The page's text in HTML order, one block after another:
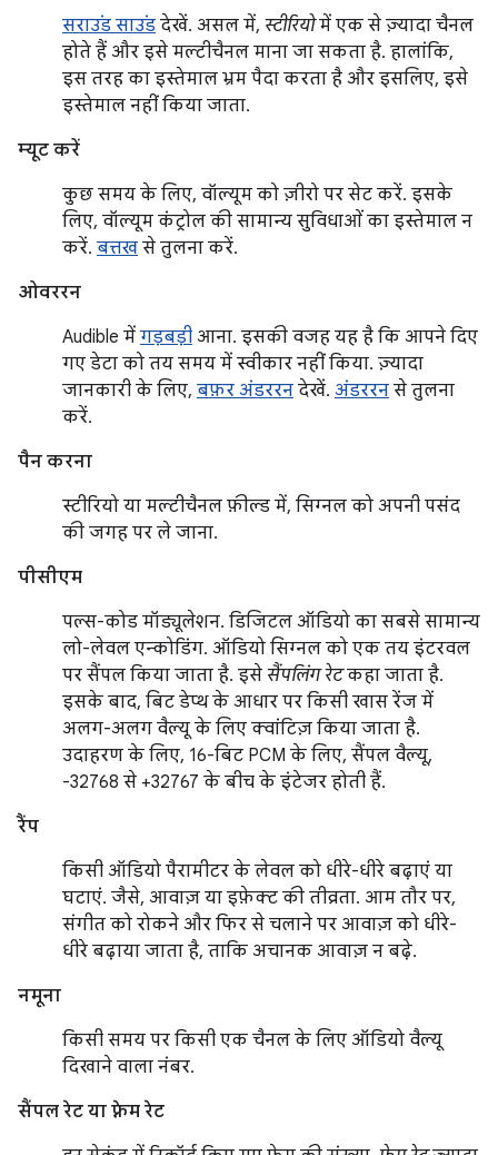
सराउंड साउंड देखें. असल में, स्टीरियोमें एक से ज़्यादा चैनल
होते हैं और इसे मल्टीचैनल माना जा सकता है. हालांकि,
इस तरह का इस्तेमाल भ्रम पैदा करता है और इसलिए, इसे
इस्तेमाल नहीं किया जाता.
म्यूट करें
कुछ समय के लिए, वॉल्यूम को ज़ीरो पर सेट करें. इसके
लिए, वॉल्यूम कंट्रोल की सामान्य सुविधाओं का इस्तेमाल न
करें. बत्तख से तुलना करें.
ओवररन
Audible में गड़बड़ी आना. इसकी वजह यह है कि आपने दिए
गए डेटा को तय समय में स्वीकार नहीं किया. ज़्यादा
जानकारी के लिए, बफ़र अंडररन देखें. अंडररन से तुलना
करें.
पैन करना
स्टीरियो या मल्टीचैनल फ़ील्ड में, सिग्नल को अपनी पसंद
की जगह पर ले जाना.
पीसीएम
पल्स-कोड मॉड्यूलेशन. डिजिटल ऑडियो का सबसे सामान्य
लो-लेवल एन्कोडिंग. ऑडियो सिग्नल को एक तय इंटरवल
पर सैंपल किया जाता है. इसे सैंपलिंग रेटकहा जाता है.
इसके बाद, बिट डेप्थ के आधार पर किसी खास रेंज में
अलग-अलग वैल्यू के लिए क्वांटिज़ किया जाता है.
उदाहरण के लिए, 16-बिट PCM के लिए, सैंपल वैल्यू,
-32768 से +32767 के बीच के इंटेजर होती हैं.
रैंप
किसी ऑडियो पैरामीटर के लेवल को धीरे-धीरे बढ़ाएं या
घटाएं. जैसे, आवाज़ या इफ़ेक्ट की तीव्रता. आम तौर पर,
संगीत को रोकने और फिर से चलाने पर आवाज़ को धीरे-
धीरे बढ़ाया जाता है, ताकि अचानक आवाज़ न बढ़े.
नमूना
किसी समय पर किसी एक चैनल के लिए ऑडियो वैल्यू
दिखाने वाला नंबर.
सैंपल रेट या फ़्रेम रेट